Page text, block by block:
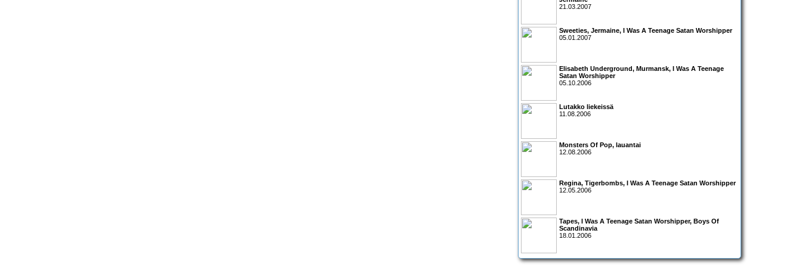
21.03.2007
Sweeties, Jermaine,
I Was A Teenage Satan Worshipper
05.01.2007
Elisabeth Underground, Murmansk,
I Was A Teenage
Satan Worshipper
05.10.2006
Lutakko liekeissä
11.08.2006
Monsters Of Pop, lauantai
12.08.2006
Regina, Tigerbombs,
I Was A Teenage Satan Worshipper
12.05.2006
Tapes, I Was A Teenage Satan Worshipper, Boys Of
Scandinavia
18.01.2006